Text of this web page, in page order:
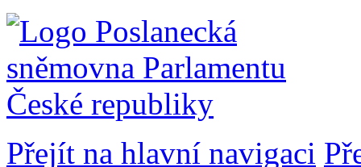
Přejít na hlavní navigaci